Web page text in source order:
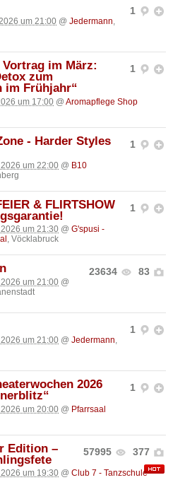
1
um 21:00 @ Jedermann
1
im März:
zum
im Frühjahr“
um 17:00 @ Aromapflege Shop
1
- Harder Styles
um 22:00 @ B10
1
& FLIRTSHOW
um 21:30 @ G'spusi -
, Vöcklabruck
23634 83
um 21:00 @
1
um 21:00 @ Jedermann
1
2026
um 20:00 @ Pfarrsaal
57995 377
Edition –
um 19:30 @ Club 7 - Tanzschule